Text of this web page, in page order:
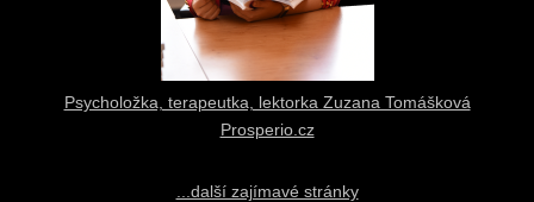
Psycholožka, terapeutka, lektorka Zuzana Tomášková
Prosperio.cz
...další zajímavé stránky